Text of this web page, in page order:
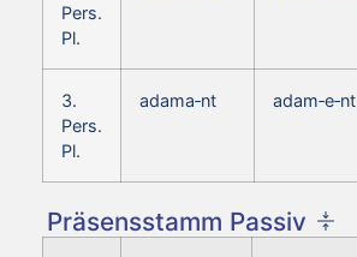
Pers.
Pl.
3.
Pers.
Pl.
adama‑nt adam‑e‑nt
Präsensstamm Passiv